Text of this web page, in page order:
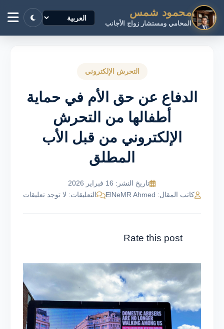
محمود شمس
المحامي ومستشار زواج الأجانب
التحرش الإلكتروني
الدفاع عن حق الأم في حماية
أطفالها من التحرش
الإلكتروني من قبل الأب
المطلق
تاريخ النشر: 16 فبراير 2026
كاتب المقال: ElNeMR Ahmed
التعليقات: لا توجد تعليقات
Rate this post